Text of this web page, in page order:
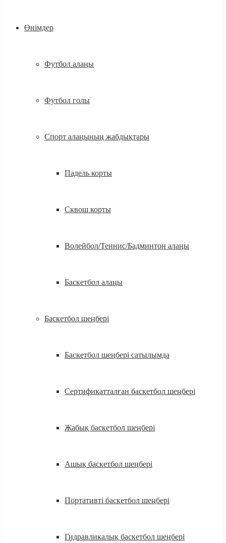
Өнімдер
Футбол алаңы
Футбол голы
Спорт алаңының жабдықтары
Падель корты
Сквош корты
Волейбол/Теннис/Бадминтон алаңы
Баскетбол алаңы
Баскетбол шеңбері
Баскетбол шеңбері сатылымда
Сертификатталған баскетбол шеңбері
Жабық баскетбол шеңбері
Ашық баскетбол шеңбері
Портативті баскетбол шеңбері
Гидравликалық баскетбол шеңбері